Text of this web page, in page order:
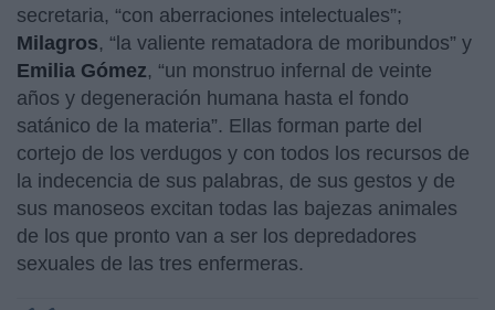
secretaria, “con aberraciones intelectuales”;
Milagros, “la valiente rematadora de moribundos” y
Emilia Gómez, “un monstruo infernal de veinte
años y degeneración humana hasta el fondo
satánico de la materia”. Ellas forman parte del
cortejo de los verdugos y con todos los recursos de
la indecencia de sus palabras, de sus gestos y de
sus manoseos excitan todas las bajezas animales
de los que pronto van a ser los depredadores
sexuales de las tres enfermeras.